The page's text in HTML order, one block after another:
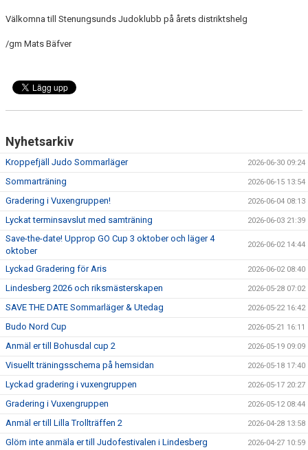
Välkomna till Stenungsunds Judoklubb på årets distriktshelg
/gm Mats Bäfver
Nyhetsarkiv
Kroppefjäll Judo Sommarläger 2026-06-30 09:24
Sommarträning 2026-06-15 13:54
Gradering i Vuxengruppen! 2026-06-04 08:13
Lyckat terminsavslut med samträning 2026-06-03 21:39
Save-the-date! Upprop GO Cup 3 oktober och läger 4
oktober
2026-06-02 14:44
Lyckad Gradering för Aris 2026-06-02 08:40
Lindesberg 2026 och riksmästerskapen 2026-05-28 07:02
SAVE THE DATE Sommarläger & Utedag 2026-05-22 16:42
Budo Nord Cup 2026-05-21 16:11
Anmäl er till Bohusdal cup 2 2026-05-19 09:09
Visuellt träningsschema på hemsidan 2026-05-18 17:40
Lyckad gradering i vuxengruppen 2026-05-17 20:27
Gradering i Vuxengruppen 2026-05-12 08:44
Anmäl er till Lilla Trollträffen 2 2026-04-28 13:58
Glöm inte anmäla er till Judofestivalen i Lindesberg 2026-04-27 10:59